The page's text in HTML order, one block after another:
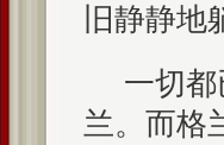
旧静静
一切
兰。而格